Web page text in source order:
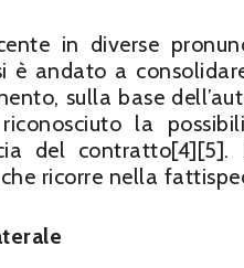
in diverse
è andato a
sulla base
la
del
ricorre nella